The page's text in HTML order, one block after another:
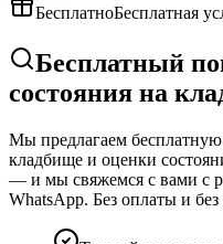
БесплатноБесплатная
Бесплатный
состояния на
Мы предлагаем
кладбище и оценки
— и мы свяжемся с вами с
WhatsApp. Без оплаты и без